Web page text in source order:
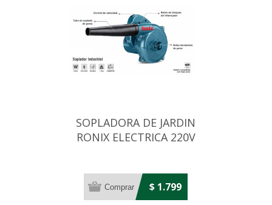
SOPLADORA DE JARDIN
RONIX ELECTRICA 220V
$ 1.799